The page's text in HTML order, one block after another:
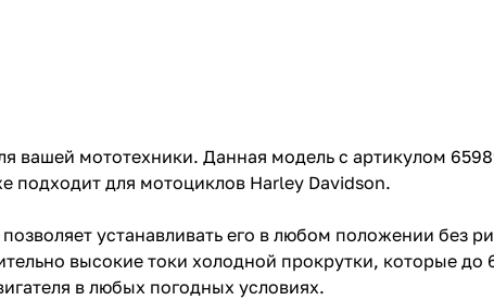
R-DRIVE YTX20HL не требует обслуживания и готов к
средства.
вашей мототехники. Данная модель с артикулом
подходит для мотоциклов Harley Davidson.
устанавливать его в любом положении без
высокие токи холодной прокрутки, которые
в любых погодных условиях.